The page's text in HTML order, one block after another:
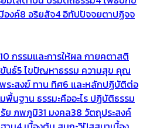
องค์8 อริยสัจ4 อิทัปปัจจยตาปฏิจจ
กรรมและการให้ผล กายคตาสติ
ขันธ์5ไขปัญหาธรรม ความสุข คุณ
ะสงฆ์ ทาน ทิศ6 และหลักปฏิบัติต่อ
พื้นฐาน ธรรมะคืออะไร ปฏิบัติธรรม
ย ภพภูมิ31 มงคล38 วัตถุประสงค์